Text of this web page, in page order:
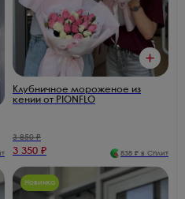
Клубничное мороженое из
кении от PIONFLO
3 850₽
3 350 ₽ 838 ₽ в Сплит
Новинка